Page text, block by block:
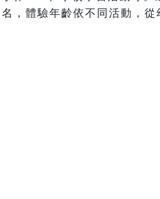
，體驗年齡依不同活動，